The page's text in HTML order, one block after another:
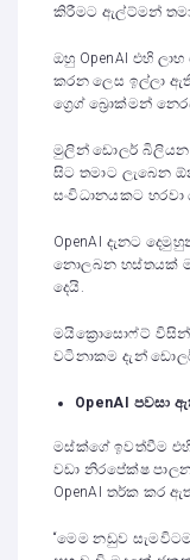
කිරීමට ඇල්ට්මන්
ඔහු OpenAI එහි
කරන ලෙස ඉල්ලා
ග්‍රෙග් බ්‍රොක්මන්
මුලින් ඩොලර් බිලියන
සිට තමාට ලැබෙන
සංවිධානයකට
OpenAI දැනට
නොලබන හස්තයක්
දෙයි.
මයික්‍රොසොෆ්ට්
වටිනාකම දැන්
OpenAI පවසා
මස්ක්ගේ ඉවත්වීම
වඩා නිරපේක්ෂ
OpenAI තර්ක කර
“මෙම නඩුව